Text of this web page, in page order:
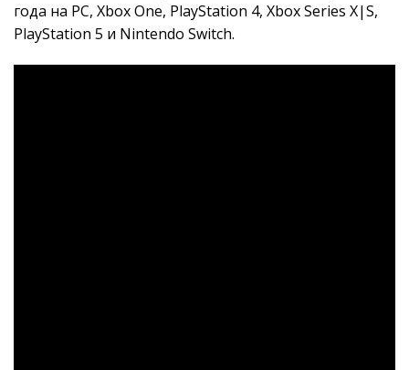
года на PC, Xbox One, PlayStation 4, Xbox Series X|S,
PlayStation 5 и Nintendo Switch.